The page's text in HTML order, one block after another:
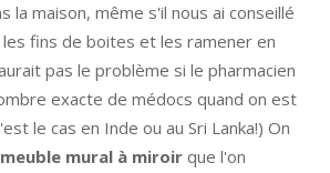
la maison, même s'il nous ai conseillé
fins de boites et les ramener en
pas le problème si le pharmacien
exacte de médocs quand on est
le cas en Inde ou au Sri Lanka!) On
mural à miroirque l'on